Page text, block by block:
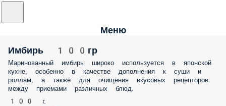
Меню
Имбирь 100гр
Маринованный имбирь широко используется в японской
кухне, особенно в качестве дополнения к суши и
роллам, а также для очищения вкусовых рецепторов
между приемами различных блюд.
100 г.